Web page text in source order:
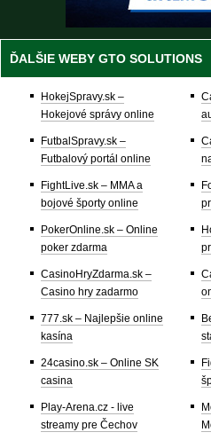
ĎALŠIE WEBY GTO SOLUTIONS
HokejSpravy.sk –
Hokejové správy online
FutbalSpravy.sk –
Futbalový portál online
FightLive.sk – MMA a
bojové športy online
PokerOnline.sk – Online
poker zdarma
CasinoHryZdarma.sk –
Casino hry zadarmo
777.sk – Najlepšie online
kasína
24casino.sk – Online SK
casina
Play-Arena.cz - live
streamy pre Čechov